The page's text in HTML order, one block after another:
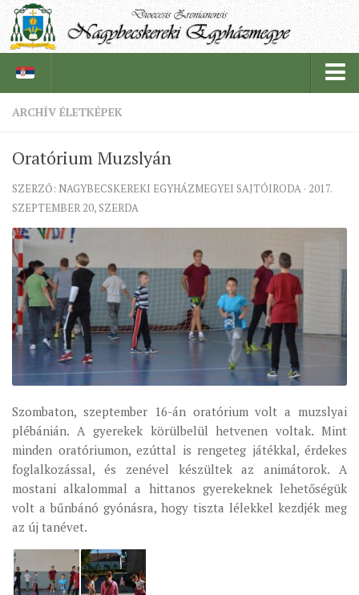
PÜSPÖK
TÖRTÉNELEM
EGYHÁZMEGYEI LEVÉLTÁR
LELKIPÁSZTOROK
SZERZETESRENDEK
IN MEMORIAM
PLÉBÁNIÁK
ÉSZAKI ESPERESSÉG
KÖZPONTI ESPERESSÉG
DÉLI ESPERESSÉG
ARCHÍVUM
ARCHÍV ÉLETKÉPEK
SZINÓDUS
ORGANIGRAMMA
PÜSPÖKI DEKRÉTUM
ARCHÍV ÉLETKÉPEK
Oratórium Muzslyán
SZERZŐ: NAGYBECSKEREKI EGYHÁZMEGYEI SAJTÓIRODA · 2017.
SZEPTEMBER 20, SZERDA
Szombaton, szeptember 16-án oratórium volt a muzslyai
plébánián. A gyerekek körülbelül hetvenen voltak. Mint
minden oratóriumon, ezúttal is rengeteg játékkal, érdekes
foglalkozással, és zenével készültek az animátorok. A
mostani alkalommal a hittanos gyerekeknek lehetőségük
volt a bűnbánó gyónásra, hogy tiszta lélekkel kezdjék meg
az új tanévet.